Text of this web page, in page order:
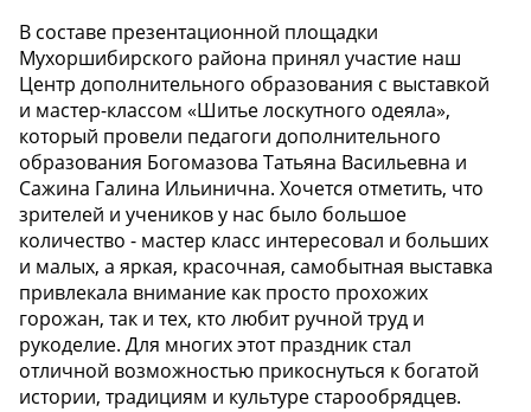
В составе презентационной площадки
Мухоршибирского района принял участие наш
Центр дополнительного образования с выставкой
и мастер-классом «Шитье лоскутного одеяла»,
который провели педагоги дополнительного
образования Богомазова Татьяна Васильевна и
Сажина Галина Ильинична. Хочется отметить, что
зрителей и учеников у нас было большое
количество - мастер класс интересовал и больших
и малых, а яркая, красочная, самобытная выставка
привлекала внимание как просто прохожих
горожан, так и тех, кто любит ручной труд и
рукоделие. Для многих этот праздник стал
отличной возможностью прикоснуться к богатой
истории, традициям и культуре старообрядцев.